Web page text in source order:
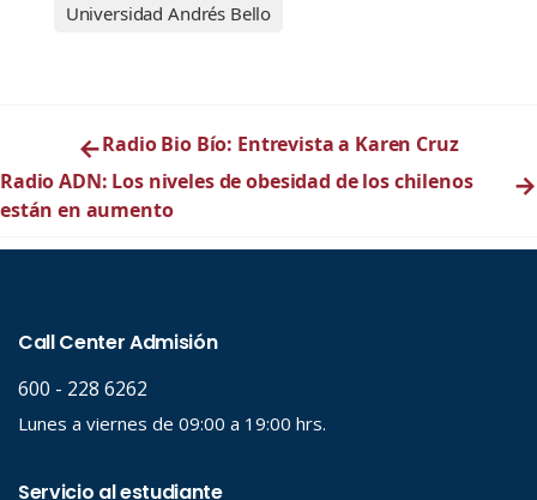
Universidad Andrés Bello
←Radio Bio Bío: Entrevista a Karen Cruz
Radio ADN: Los niveles de obesidad de los chilenos
están en aumento
→